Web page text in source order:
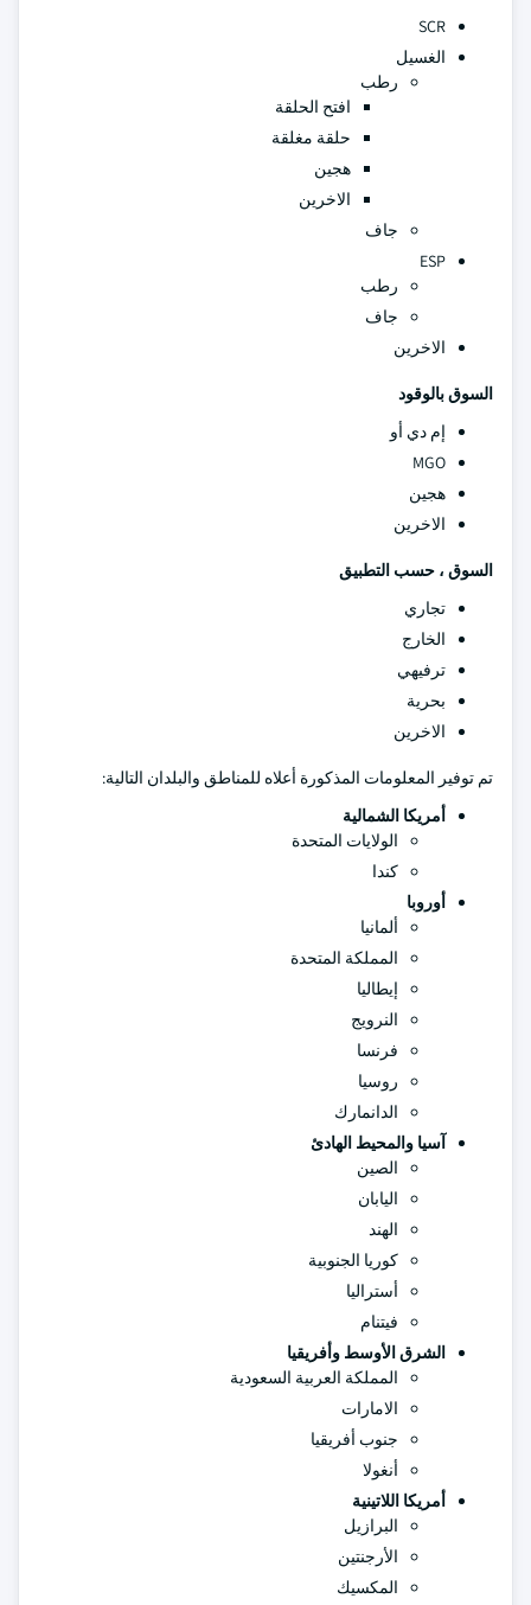
SCR
الغسيل
رطب
افتح الحلقة
حلقة مغلقة
هجين
الاخرين
جاف
ESP
رطب
جاف
الاخرين
السوق بالوقود
إم دي أو
MGO
هجين
الاخرين
السوق ، حسب التطبيق
تجاري
الخارج
ترفيهي
بحرية
الاخرين
تم توفير المعلومات المذكورة أعلاه للمناطق والبلدان التالية:
أمريكا الشمالية
الولايات المتحدة
كندا
أوروبا
ألمانيا
المملكة المتحدة
إيطاليا
النرويج
فرنسا
روسيا
الدانمارك
آسيا والمحيط الهادئ
الصين
اليابان
الهند
كوريا الجنوبية
أستراليا
فيتنام
الشرق الأوسط وأفريقيا
المملكة العربية السعودية
الامارات
جنوب أفريقيا
أنغولا
أمريكا اللاتينية
البرازيل
الأرجنتين
المكسيك